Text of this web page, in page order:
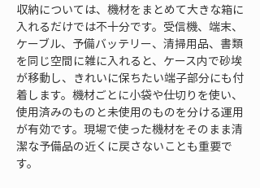
収納については、機材をまとめて大きな箱に
入れるだけでは不十分です。受信機、端末、
ケーブル、予備バッテリー、清掃用品、書類
を同じ空間に雑に入れると、ケース内で砂埃
が移動し、きれいに保ちたい端子部分にも付
着します。機材ごとに小袋や仕切りを使い、
使用済みのものと未使用のものを分ける運用
が有効です。現場で使った機材をそのまま清
潔な予備品の近くに戻さないことも重要で
す。